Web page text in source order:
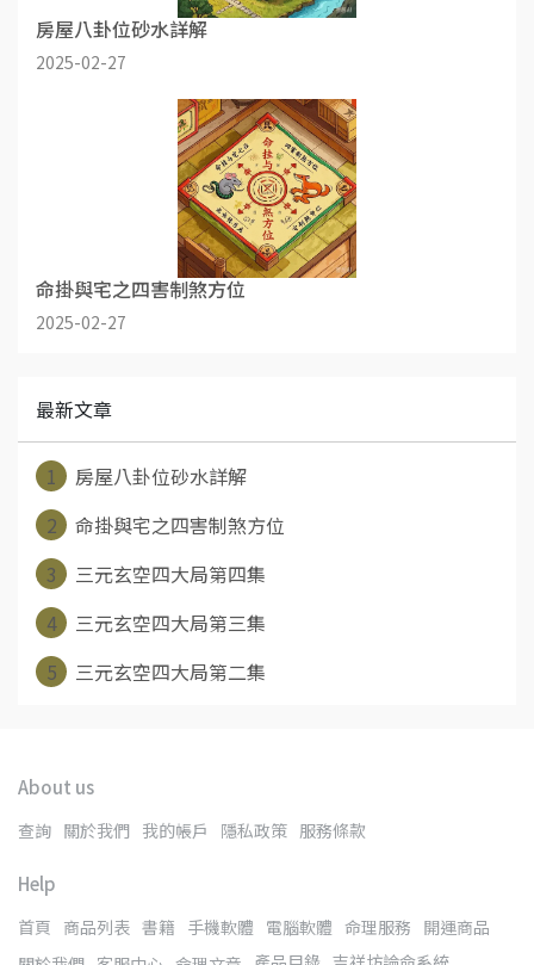
房屋八卦位砂水詳解
2025-02-27
命掛與宅之四害制煞方位
2025-02-27
最新文章
1
房屋八卦位砂水詳解
2
命掛與宅之四害制煞方位
3
三元玄空四大局第四集
4
三元玄空四大局第三集
5
三元玄空四大局第二集
About us
查詢 關於我們 我的帳戶 隱私政策 服務條款
Help
首頁 商品列表 書籍 手機軟體 電腦軟體 命理服務 開運商品